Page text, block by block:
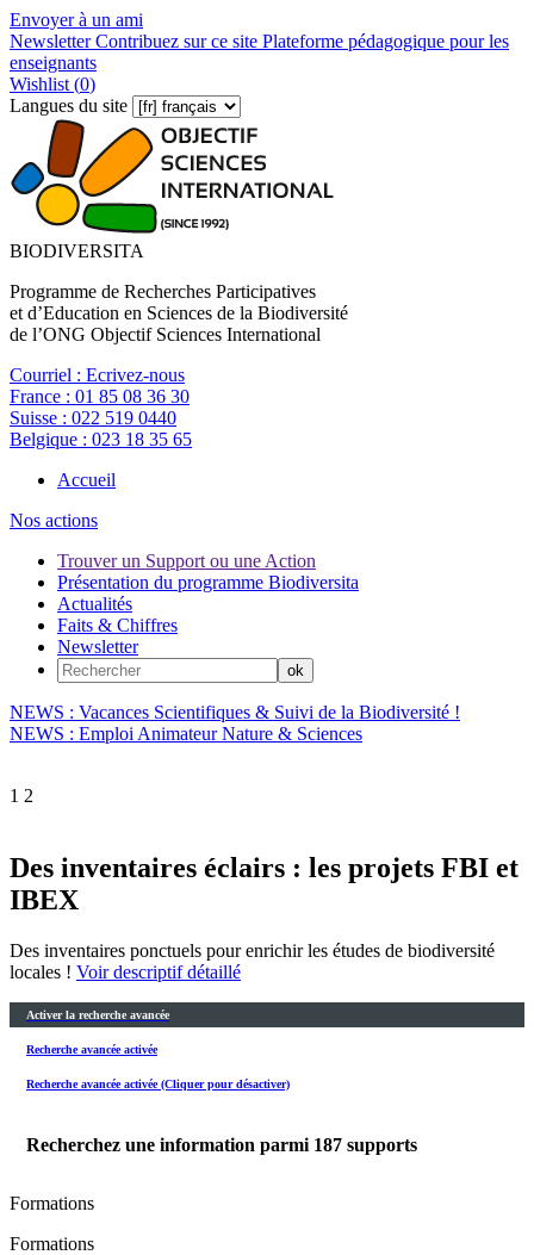
Envoyer à un ami
NewsletterContribuez sur ce site Plateforme pédagogique pour les
enseignants
Wishlist (0)
Langues du site
BIODIVERSITA
Programme de Recherches Participatives
et d’Education en Sciences de la Biodiversité
de l’ONG Objectif Sciences International
Courriel : Ecrivez-nous
France : 01 85 08 36 30
Suisse : 022 519 0440
Belgique : 023 18 35 65
Accueil
Nos actions
Trouver un Support ou une Action
Présentation du programme Biodiversita
Actualités
Faits & Chiffres
Newsletter
NEWS : Vacances Scientifiques & Suivi de la Biodiversité !
NEWS : Emploi Animateur Nature & Sciences
1 2
Des inventaires éclairs : les projets FBI et
IBEX
Des inventaires ponctuels pour enrichir les études de biodiversité
locales ! Voir descriptif détaillé
Activer la recherche avancée
Recherche avancée activée
Recherche avancée activée (Cliquer pour désactiver)
Recherchez une information parmi 187 supports
Formations
Formations